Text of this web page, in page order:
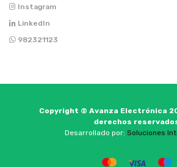
Instagram
LinkedIn
982321123
Copyright © Avanza Electrónica
derechos
Desarrollado por: Soluciones